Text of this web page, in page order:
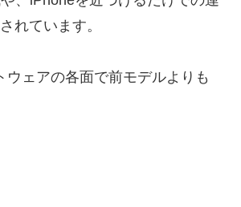
れています。
ェアの各面で前モデルよりも